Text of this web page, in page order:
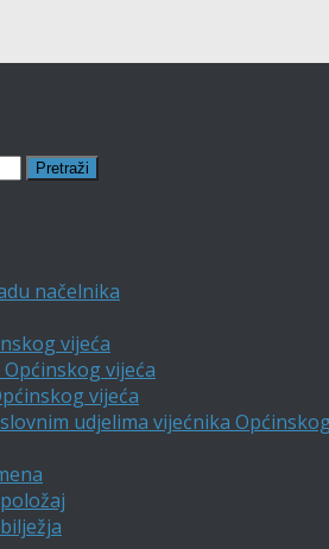
načelnika
vijeća
vijeća
vijeća
udjelima vijećnika